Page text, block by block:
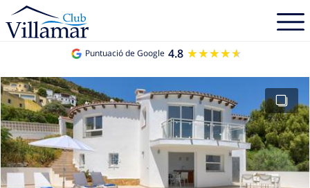
Puntuació de Google 4.8 ★★★★★
★★★★★